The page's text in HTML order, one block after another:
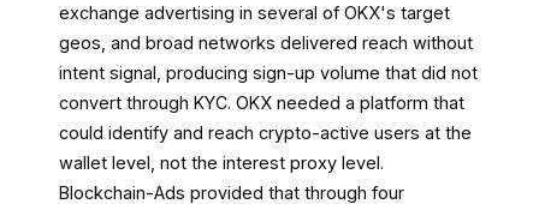
exchange advertising in several of OKX's target
geos, and broad networks delivered reach without
intent signal, producing sign-up volume that did not
convert through KYC. OKX needed a platform that
could identify and reach crypto-active users at the
wallet level, not the interest proxy level.
Blockchain-Ads provided that through four